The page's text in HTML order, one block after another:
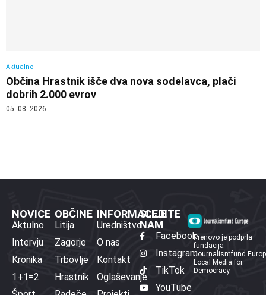
Aktualno
Občina Hrastnik išče dva nova sodelavca, plači
dobrih 2.000 evrov
05. 08. 2026
NOVICE
Aktulno
Intervju
Kronika
1+1=2
OBČINE
Litija
Zagorje
Trbovlje
Hrastnik
INFORMACIJE
Uredništvo
O nas
Kontakt
Oglaševanje
SLEDITE
NAM
Facebook
Instagram
TikTok
YouTube
Prenovo je podprla
fundacija
Journalismfund
Local Media for
Democracy.